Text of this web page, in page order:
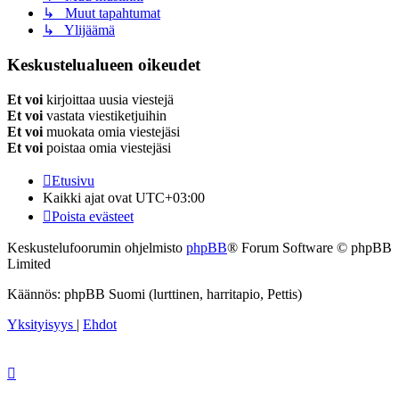
↳ Muut tapahtumat
↳ Ylijäämä
Keskustelualueen oikeudet
Et voi kirjoittaa uusia viestejä
Et voi vastata viestiketjuihin
Et voi muokata omia viestejäsi
Et voi poistaa omia viestejäsi
Etusivu
Kaikki ajat ovat UTC+03:00
Poista evästeet
Keskustelufoorumin ohjelmisto phpBB® Forum Software © phpBB
Limited
Käännös: phpBB Suomi (lurttinen, harritapio, Pettis)
Yksityisyys | Ehdot